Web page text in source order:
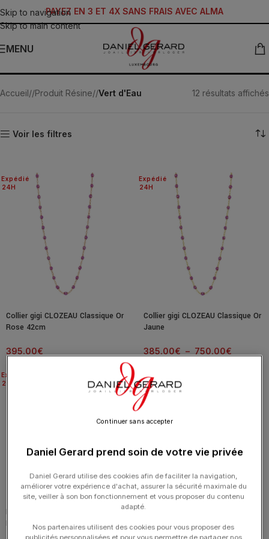
Skip to navigation
Skip to main content
PAYEZ EN 3 ET 4X SANS FRAIS AVEC ALMA
MENU Vert d'Eau
Accueil/ Produit Résine/ Vert d'Eau 12 résultats affichés
Voir les filtres
24H
Expédié
Collier gigi CLOZEAU Classique Or
Rose 42cm
395.00€
24H
Expédié
Collier gigi CLOZEAU Classique Or
Jaune
385.00€ – 750.00€
24H
Expédié
Bracelet gigi CLOZEAU Madone
Résine Or
24H
Collier gigi CLOZEAU Croix de
Côté Or 42cm
Daniel Gerard prend soin de votre vie privée
Daniel Gerard utilise des cookies afin de faciliter la navigation,
améliorer votre expérience d'achat, assurer la sécurité maximale du
site, veiller à son bon fonctionnement et vous proposer du contenu
adapté.
Nos partenaires utilisent des cookies pour vous proposer des
Continuer sans accepter